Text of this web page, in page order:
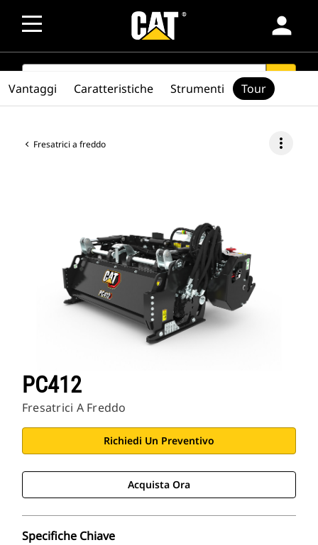
person
SEARCH search
Fresatrici a freddo more_vert
PC412
Fresatrici A Freddo
Richiedi Un Preventivo
Acquista Ora
Specifiche Chiave
Vantaggi Caratteristiche Strumenti Tour